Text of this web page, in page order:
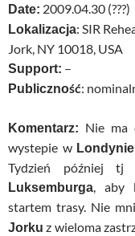
Date: 2009.04.30 (???)
Lokalizacja: SIR
Jork, NY 10018, USA
Support: –
Publiczność:
Komentarz: Nie ma
wystepie w Londynie
Tydzień później tj
Luksemburga, aby
startem trasy. Nie
Jorku z wieloma